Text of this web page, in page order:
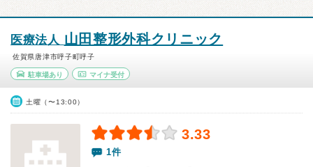
医療法人 山田整形外科クリニック
佐賀県唐津市呼子町呼子
駐車場あり マイナ受付
土曜（〜13:00）
3.33
1件